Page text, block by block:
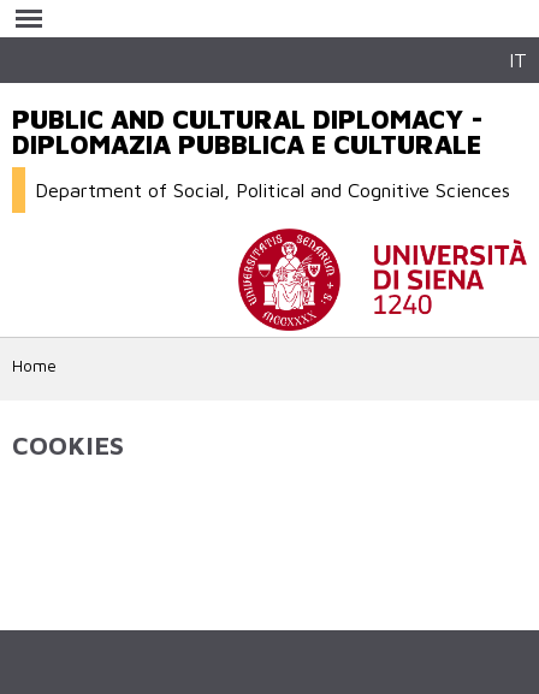
main
IT
PUBLIC AND CULTURAL DIPLOMACY -
DIPLOMAZIA PUBBLICA E CULTURALE
Department of Social, Political and Cognitive Sciences
Home
COOKIES